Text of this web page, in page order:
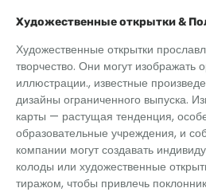
Художественные открытки &
Художественные открытки
творчество. Они могут изображать
иллюстрации., известные
дизайны ограниченного выпуска.
карты — растущая тенденция,
образовательные учреждения, и
компании могут создавать
колоды или художественные
тиражом, чтобы привлечь